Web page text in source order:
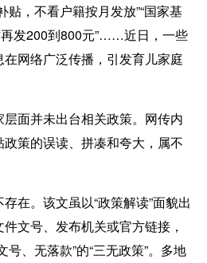
，不看户籍按月发放”“国家基
发200到800元”……近日，一些
网络广泛传播，引发育儿家庭
面并未出台相关政策。网传内
策的误读、拼凑和夸大，属不
。该文虽以“政策解读”面貌出
文号、发布机关或官方链接，
号、无落款”的“三无政策”。多地